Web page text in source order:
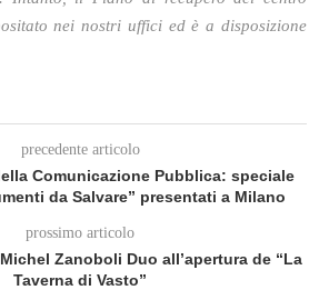
nei nostri uffici ed è a disposizione
precedente articolo
Comunicazione Pubblica: speciale
da Salvare” presentati a Milano
prossimo articolo
Zanoboli Duo all’apertura de “La
Taverna di Vasto”